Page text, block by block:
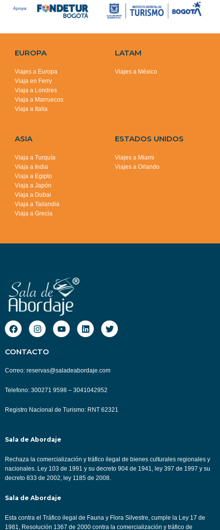
EUROPA
Viajes a Europa
Viaja en Ferry
Viaja a Londres
Viaja a Marruecos
Viaja a Italia
LATAM
Viajes a México
ASIA
Viaja a Turquía
Viaja a India
Viaja a Egipto
Viaja a Japón
Viaja a Dubai
Viaja a Tailandia
Viaja a Grecia
ESTADOS UNIDOS
Viajes a Miami
Viajes a Orlando
F
a
c
e
b
o
I
n
s
t
a
r
m
Y
o
u
b
e
L
i
n
d
i
T
w
i
r
CONTACTO
Correo: reservas@saladeabordaje.com
Telefono: 300271 9598 – 3041042952
Registro Nacional de Turismo: RNT 62321
Sala de Abordaje
Rechaza la comercialización y tráfico ilegal de bienes culturales regionales y
nacionales. Ley 103 de 1991 y su decreto 904 de 1941, ley 397 de 1997 y su
decreto 833 de 2002, ley 1185 de 2008.
Sala de Abordaje
Esta contra el Tráfico ilegal de Fauna y Flora Silvestre, cumple la Ley 17 de
1981, Resolución 1367 de 2000 contra la comercialización y tráfico de